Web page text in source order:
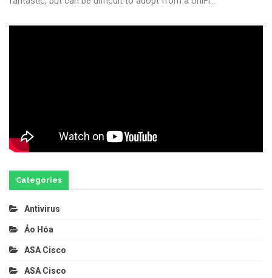
Categories
Antivirus
Ảo Hóa
ASA Cisco
ASA Cisco